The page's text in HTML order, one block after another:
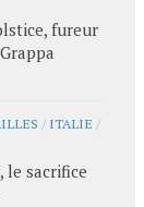
fureur
/ ITALIE /
le sacrifice